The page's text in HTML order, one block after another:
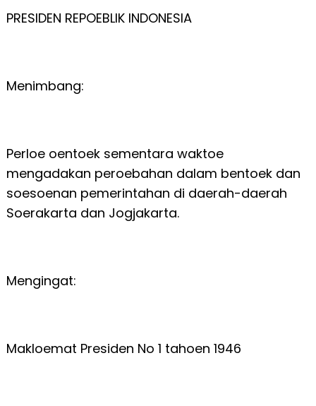
PRESIDEN REPOEBLIK INDONESIA
Menimbang:
Perloe oentoek sementara waktoe
mengadakan peroebahan dalam bentoek dan
soesoenan pemerintahan di daerah-daerah
Soerakarta dan Jogjakarta.
Mengingat:
Makloemat Presiden No 1 tahoen 1946